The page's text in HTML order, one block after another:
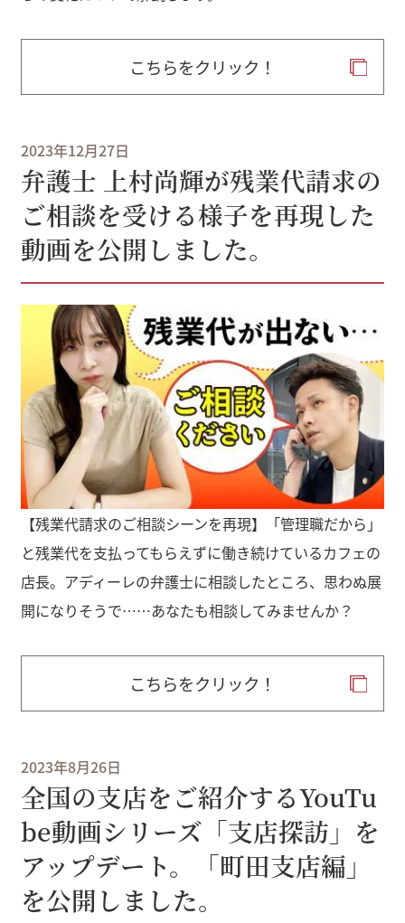
こちらをクリック！
2023年12月27日
弁護士 上村尚輝が残業代請求の
ご相談を受ける様子を再現した
動画を公開しました。
【残業代請求のご相談シーンを再現】「管理職だから」
と残業代を支払ってもらえずに働き続けているカフェの
店長。アディーレの弁護士に相談したところ、思わぬ展
開になりそうで……あなたも相談してみませんか？
こちらをクリック！
2023年8月26日
全国の支店をご紹介するYouTu
be動画シリーズ「支店探訪」を
アップデート。「町田支店編」
を公開しました。